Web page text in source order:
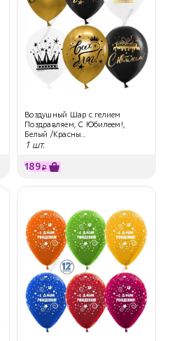
Воздушный Шар с гелием
Поздравляем, С Юбилеем!,
Белый /Красны...
1 шт.
189₽